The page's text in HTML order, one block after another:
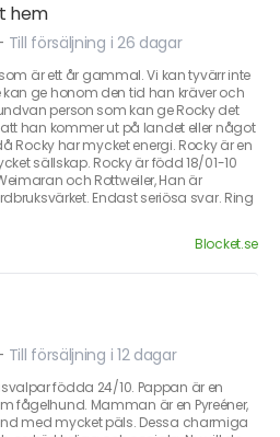
hem
Till försäljning i 26 dagar
är ett år gammal. Vi kan tyvärr inte
ge honom den tid han kräver och
person som kan ge Rocky det
han kommer ut på landet eller något
Rocky har mycket energi. Rocky är en
sällskap. Rocky är född 18/01-10
och Rottweiler, Han är
Endast seriösa svar. Ring
Blocket.se
Till försäljning i 12 dagar
födda 24/10. Pappan är en
fågelhund. Mamman är en Pyreéner,
med mycket päls. Dessa charmiga